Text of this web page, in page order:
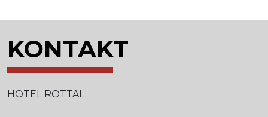
KONTAKT
HOTEL ROTTAL